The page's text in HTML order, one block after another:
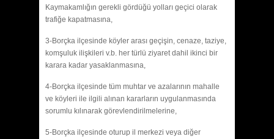
Kaymakamlığın gerekli gördüğü yolları geçici olarak
trafiğe kapatmasına,
3-Borçka ilçesinde köyler arası geçişin, cenaze, taziye,
komşuluk ilişkileri v.b. her türlü ziyaret dahil ikinci bir
karara kadar yasaklanmasına,
4-Borçka ilçesinde tüm muhtar ve azalarının mahalle
ve köyleri ile ilgili alınan kararların uygulanmasında
sorumlu kılınarak görevlendirilmelerine,
5-Borçka ilçesinde oturup il merkezi veya diğer